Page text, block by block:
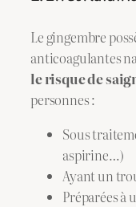
Le gingembre
anticoagulantes
le risque de
personnes :
Sous
aspirine…)
Ayant un
Préparées